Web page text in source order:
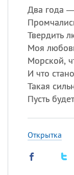
Два года
Твердить
Моя
Морской,
И что
Такая
Пусть
Открытка